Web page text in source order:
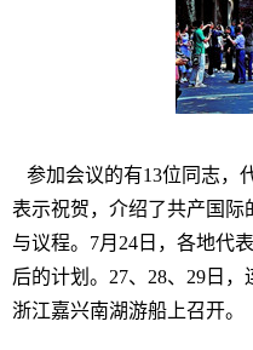
参加会议的有13位同志，
表示祝贺，介绍了共产国
与议程。7月24日，各地代
后的计划。27、28、29日
浙江嘉兴南湖游船上召开。